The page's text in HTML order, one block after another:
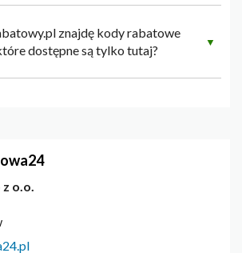
znajdę kody rabatowe
dostępne są tylko tutaj?
▼
o.o.